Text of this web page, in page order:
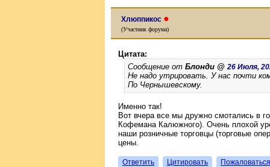
Хлюппикос ●
(Участник форума)
Цитата:
Сообщение от Блонди @26 Июля,
Не надо утрировать. У нас почти
По Чернышевскому.
Именно так!
Вот вчера все мы дружно смотались в
Кофемана Калюжного). Очень плохой
наши розничные торговцы (торговые
цены.
Ответить Цитировать Пожаловаться